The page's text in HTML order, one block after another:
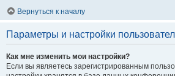
Вернуться к началу
Параметры и настройки
Как мне изменить мои настройки?
Если вы являетесь зарегистрированным